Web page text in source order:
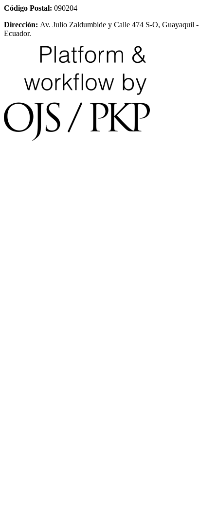
Código Postal: 090204
Dirección: Av. Julio Zaldumbide y Calle 474 S-O, Guayaquil -
Ecuador.